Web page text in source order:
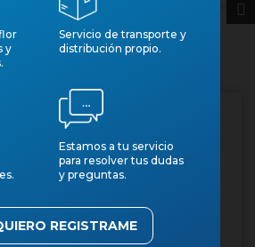
y
Servicio de transporte y
distribución propio.
Estamos a tu servicio
para resolver tus dudas
y preguntas.
REGISTRAME